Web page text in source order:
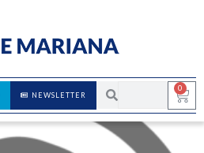
0
NEWSLETTER